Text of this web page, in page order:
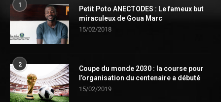
1
Petit Poto ANECTODES : Le fameux but
miraculeux de Goua Marc
15/02/2018
2
Coupe du monde 2030 : la course pour
l’organisation du centenaire a débuté
15/02/2019